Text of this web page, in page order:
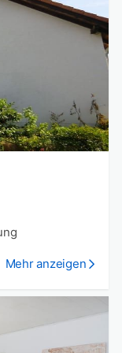
Mehr anzeigen